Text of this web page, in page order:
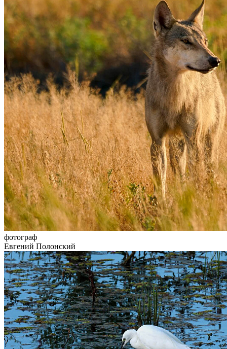
фотограф
Евгений Полонский